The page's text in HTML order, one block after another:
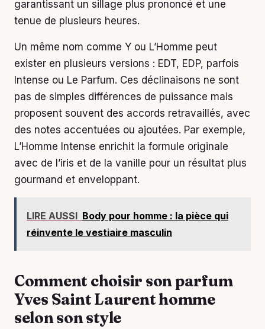
garantissant un sillage plus prononcé et une
tenue de plusieurs heures.
Un même nom comme Y ou L’Homme peut
exister en plusieurs versions : EDT, EDP, parfois
Intense ou Le Parfum. Ces déclinaisons ne sont
pas de simples différences de puissance mais
proposent souvent des accords retravaillés, avec
des notes accentuées ou ajoutées. Par exemple,
L’Homme Intense enrichit la formule originale
avec de l’iris et de la vanille pour un résultat plus
gourmand et enveloppant.
LIRE AUSSI Body pour homme : la pièce qui
réinvente le vestiaire masculin
Comment choisir son parfum
Yves Saint Laurent homme
selon son style